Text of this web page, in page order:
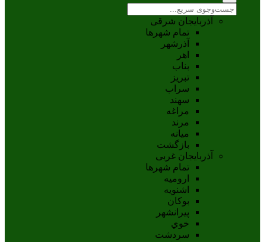
آذربایجان شرقی
تمام شهر‌ها
آذرشهر
اهر
بناب
تبريز
سراب
سهند
مراغه
مرند
ميانه
بازگشت
آذربایجان غربی
تمام شهر‌ها
اروميه
اشنويه
بوکان
پيرانشهر
خوي
سردشت